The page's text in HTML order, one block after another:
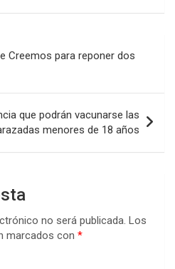
Creemos para reponer dos
que podrán vacunarse las
menores de 18 años
no será publicada. Los
marcados con *